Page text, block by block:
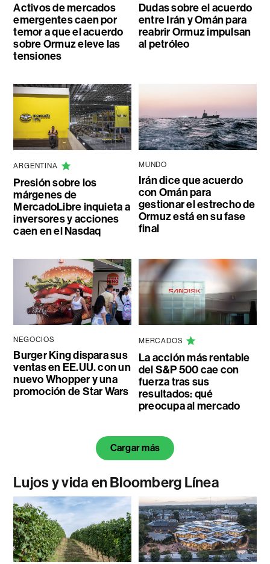
Activos de mercados
emergentes caen por
temor a que el acuerdo
sobre Ormuz eleve las
tensiones
Dudas sobre el acuerdo
entre Irán y Omán para
reabrir Ormuz impulsan
al petróleo
ARGENTINA
Presión sobre los
márgenes de
MercadoLibre inquieta a
inversores y acciones
caen en el Nasdaq
MUNDO
Irán dice que acuerdo
con Omán para
gestionar el estrecho de
Ormuz está en su fase
final
NEGOCIOS
Burger King dispara sus
ventas en EE.UU. con un
nuevo Whopper y una
promoción de Star Wars
MERCADOS
La acción más rentable
del S&P 500 cae con
fuerza tras sus
resultados: qué
preocupa al mercado
Cargar más
Lujos y vida en Bloomberg Línea